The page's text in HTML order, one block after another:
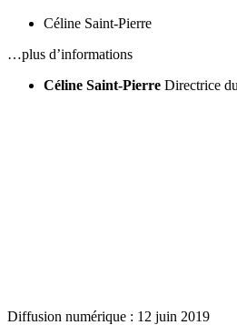
Céline Saint-Pierre
…plus d’informations
Céline Saint-Pierre Directrice
Diffusion numérique : 12 juin 2019